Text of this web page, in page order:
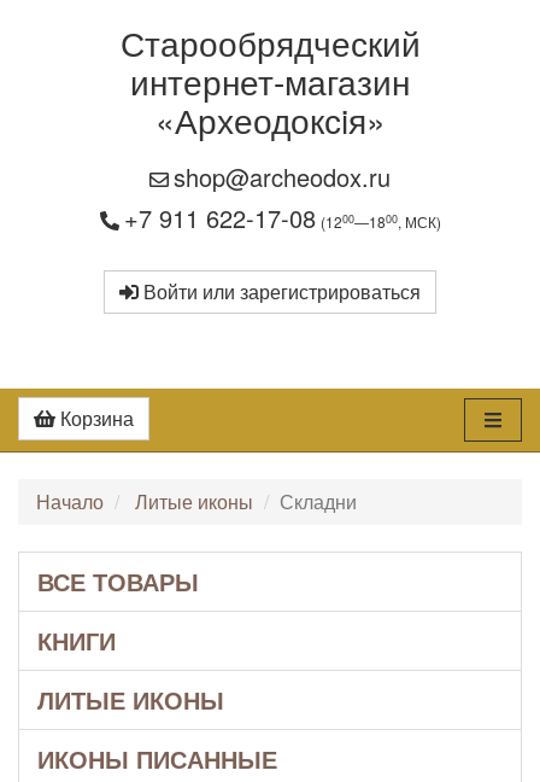
Старообрядческий
интернет-магазин
«Археодоксiя»
shop@archeodox.ru
+7 911 622-17-08 (1200—1800, МСК)
Войти или зарегистрироваться
Корзина
Начало Литые иконы Складни
ВСЕ ТОВАРЫ
КНИГИ
ЛИТЫЕ ИКОНЫ
ИКОНЫ ПИСАННЫЕ